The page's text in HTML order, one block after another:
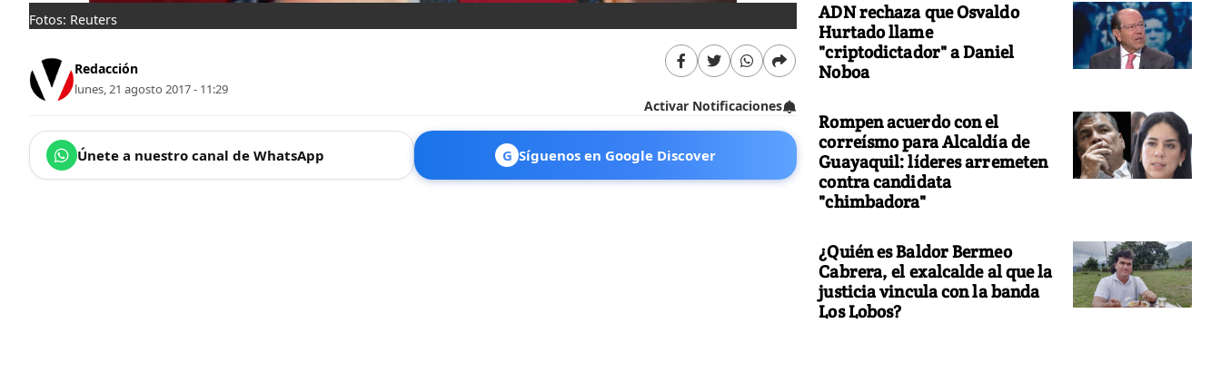
Fotos: Reuters Así se preparan los estadounidenses para el eclipse solar
Redacción
lunes, 21 agosto 2017 - 11:29
Activar Notificaciones
Únete a nuestro canal de WhatsApp G Síguenos en Google Discover
ADN rechaza que Osvaldo
Hurtado llame
"criptodictador" a Daniel
Noboa
Rompen acuerdo con el
correísmo para Alcaldía de
Guayaquil: líderes arremeten
contra candidata
"chimbadora"
¿Quién es Baldor Bermeo
Cabrera, el exalcalde al que la
justicia vincula con la banda
Los Lobos?